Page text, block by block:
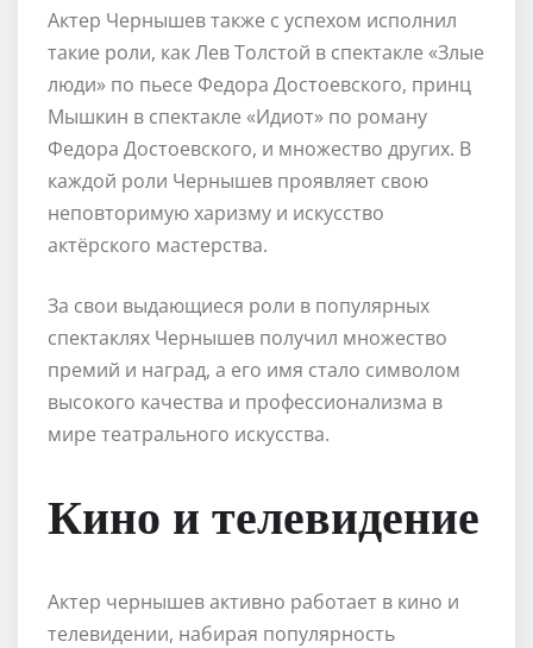
Актер Чернышев также с успехом исполнил
такие роли, как Лев Толстой в спектакле «Злые
люди» по пьесе Федора Достоевского, принц
Мышкин в спектакле «Идиот» по роману
Федора Достоевского, и множество других. В
каждой роли Чернышев проявляет свою
неповторимую харизму и искусство
актёрского мастерства.
За свои выдающиеся роли в популярных
спектаклях Чернышев получил множество
премий и наград, а его имя стало символом
высокого качества и профессионализма в
мире театрального искусства.
Кино и телевидение
Актер чернышев активно работает в кино и
телевидении, набирая популярность